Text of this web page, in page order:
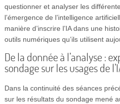
questionner et analyser les
l’émergence de l’intelligence
manière d’inscrire l’IA dans une
outils numériques qu’ils utilisent
De la donnée à l’analyse :
sondage sur les usages de
Dans la continuité des séances
sur les résultats du sondage mené